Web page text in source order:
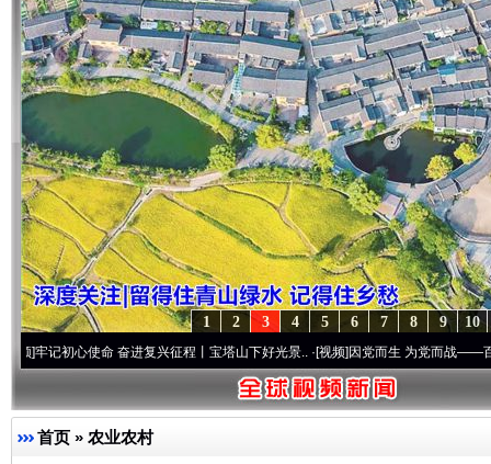
10
9
8
7
6
5
4
3
2
1
心使命 奋进复兴征程丨宝塔山下好光景..·[视频]因党而生 为党而战——百年“纪”事⑧
首页 » 农业农村